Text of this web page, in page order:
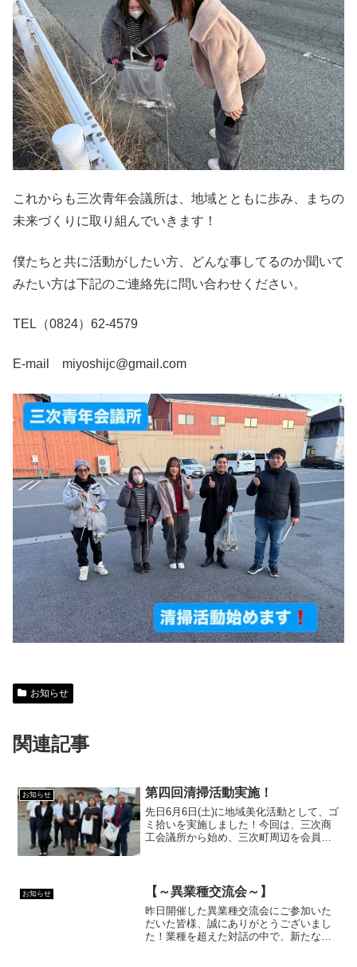
これからも三次青年会議所は、地域とともに歩み、まちの
未来づくりに取り組んでいきます！
僕たちと共に活動がしたい方、どんな事してるのか聞いて
みたい方は下記のご連絡先に問い合わせください。
TEL（0824）62-4579
E-mail miyoshijc@gmail.com
お知らせ
関連記事
お知らせ 第四回清掃活動実施！
先日6月6日(土)に地域美化活動として、ゴ
ミ拾いを実施しました！今回は、三次商
工会議所から始め、三次町周辺を会員で
の交流する時間は今...
お知らせ 【～異業種交流会～】
昨日開催した異業種交流会にご参加いた
だいた皆様、誠にありがとうございまし
た！業種を超えた対話の中で、新たな可